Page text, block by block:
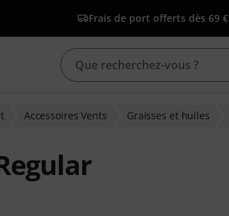
Frais de port offerts dès 69 €
Accessoires Vents Graisses et huiles
évaluations clients